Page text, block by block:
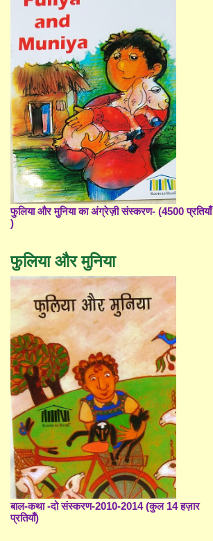
फुलिया और मुनिया का अंग्रेज़ी संस्करण- (4500 प्रतियाँ
)
फुलिया और मुनिया
बाल-कथा -दो संस्करण-2010-2014 (कुल 14 हज़ार
प्रतियाँ)